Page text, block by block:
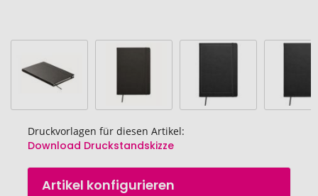
Druckvorlagen für diesen Artikel:
Download Druckstandskizze
Zum
AnfangArtikel konfigurieren